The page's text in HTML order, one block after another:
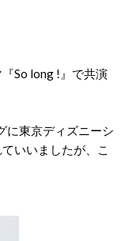
So long !』で共演
に東京ディズニーシ
いいましたが、こ